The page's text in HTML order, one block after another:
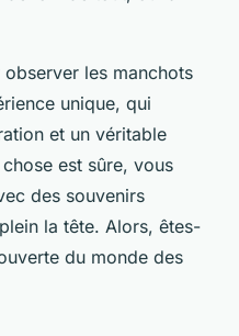
les manchots
unique, qui
et un véritable
est sûre, vous
des souvenirs
la tête. Alors, êtes-
du monde des